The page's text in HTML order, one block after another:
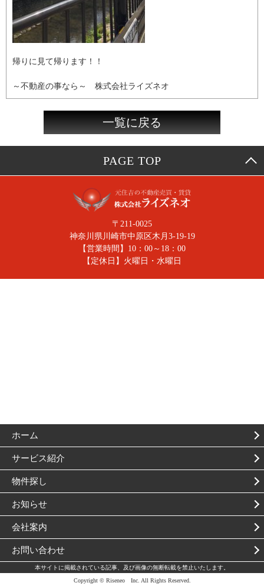
帰りに見て帰ります！！
～不動産の事なら～ 株式会社ライズネオ
一覧に戻る
PAGE TOP
〒211-0025
神奈川県川崎市中原区木月3-19-19
【営業時間】10：00～18：00
【定休日】火曜日・水曜日
ホーム
サービス紹介
物件探し
お知らせ
会社案内
お問い合わせ
本サイトに掲載されている記事、及び画像の無断転載を禁止いたします。
Copyright © Riseneo Inc. All Rights Reserved.